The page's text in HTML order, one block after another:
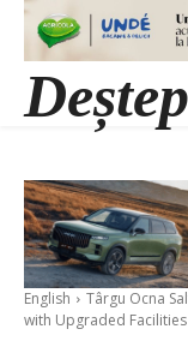
English
Târgu Ocna
with Upgraded Facilities